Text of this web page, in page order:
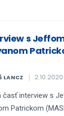
s
LANCZ 2.10.2020
časť interview s
Patrickom